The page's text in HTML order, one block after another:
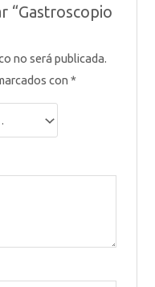
“Gastroscopio
no será publicada.
con *